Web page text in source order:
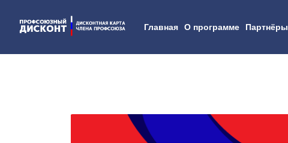
Главная О программе Партнёры